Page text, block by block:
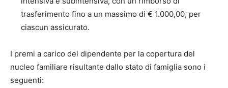
trasferimento fino a un massimo di € 1.000,00, per
ciascun assicurato.
I premi a carico del dipendente per la copertura del
nucleo familiare risultante dallo stato di famiglia sono i
seguenti: